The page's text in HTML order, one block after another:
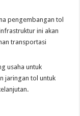
pengembangan tol
ini akan
transportasi
usaha untuk
jaringan tol untuk